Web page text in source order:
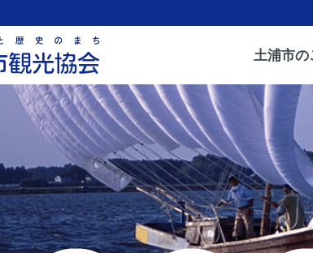
土浦市の